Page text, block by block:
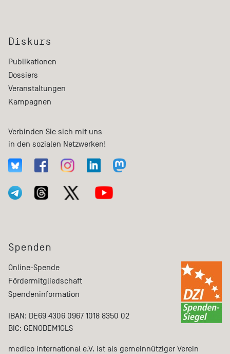
Diskurs
Publikationen
Dossiers
Veranstaltungen
Kampagnen
Verbinden Sie sich mit uns
in den sozialen Netzwerken!
Spenden
Online-Spende
Fördermitgliedschaft
Spendeninformation
IBAN: DE69 4306 0967 1018 8350 02
BIC: GENODEM1GLS
medico international e.V. ist als gemeinnütziger Verein